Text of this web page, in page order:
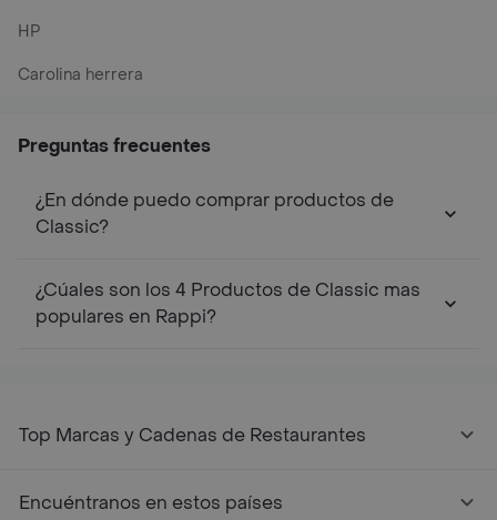
HP
Carolina herrera
Preguntas frecuentes
¿En dónde puedo comprar productos de
Classic?
¿Cúales son los 4 Productos de Classic mas
populares en Rappi?
Top Marcas y Cadenas de Restaurantes
Encuéntranos en estos países